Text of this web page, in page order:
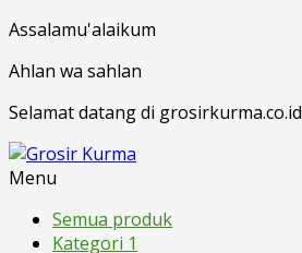
Assalamu'alaikum
Ahlan wa sahlan
Selamat datang di grosirkurma.co.id
Menu
Semua produk
Kategori 1